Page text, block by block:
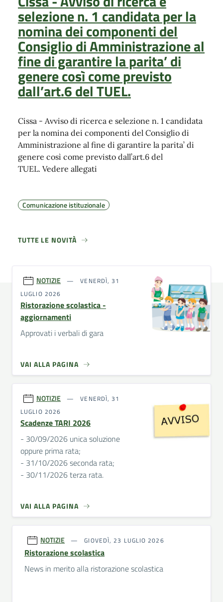
selezione n. 1 candidata per la
nomina dei componenti del
Consiglio di Amministrazione al
fine di garantire la parita’ di
genere così come previsto
dall’art.6 del TUEL.
Cissa - Avviso di ricerca e selezione n. 1 candidata
per la nomina dei componenti del Consiglio di
Amministrazione al fine di garantire la parita’ di
genere così come previsto dall’art.6 del
TUEL. Vedere allegati
Comunicazione istituzionale
TUTTE LE NOVITÀ
NOTIZIE
VENERDÌ, 31
LUGLIO 2026
Ristorazione scolastica -
aggiornamenti
Approvati i verbali di gara
VAI ALLA PAGINA
NOTIZIE
VENERDÌ, 31
LUGLIO 2026
Scadenze TARI 2026
- 30/09/2026 unica soluzione
oppure prima rata;
- 31/10/2026 seconda rata;
- 30/11/2026 terza rata.
VAI ALLA PAGINA
NOTIZIE GIOVEDÌ, 23 LUGLIO 2026
Ristorazione scolastica
News in merito alla ristorazione scolastica